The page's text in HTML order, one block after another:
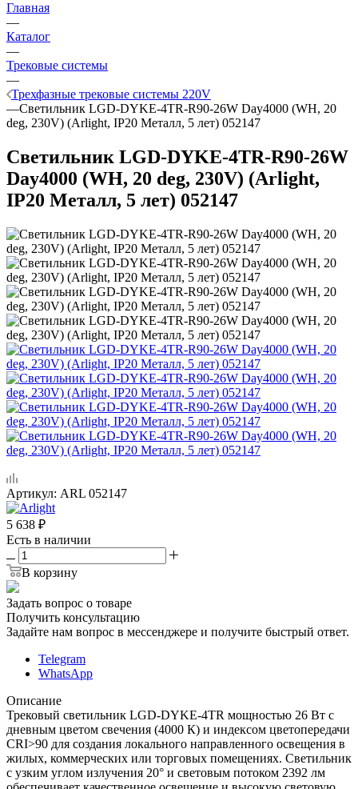
Главная
—
Каталог
—
Трековые системы
—
Трехфазные трековые системы 220V
—Светильник LGD-DYKE-4TR-R90-26W Day4000 (WH, 20
deg, 230V) (Arlight, IP20 Металл, 5 лет) 052147
Светильник LGD-DYKE-4TR-R90-26W
Day4000 (WH, 20 deg, 230V) (Arlight,
IP20 Металл, 5 лет) 052147
Артикул: ARL 052147
5 638 ₽
Есть в наличии
В корзину
Задать вопрос о товаре
Получить консультацию
Задайте нам вопрос в мессенджере и получите быстрый ответ.
Telegram
WhatsApp
Описание
Трековый светильник LGD-DYKE-4TR мощностью 26 Вт с
дневным цветом свечения (4000 К) и индексом цветопередачи
CRI>90 для создания локального направленного освещения в
жилых, коммерческих или торговых помещениях. Светильник
с узким углом излучения 20° и световым потоком 2392 лм